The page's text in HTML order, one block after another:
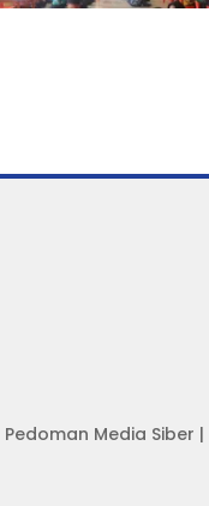
Pedoman Media Siber |